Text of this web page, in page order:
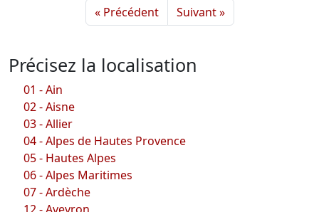
« Précédent Suivant »
Précisez la localisation
01 - Ain
02 - Aisne
03 - Allier
04 - Alpes de Hautes Provence
05 - Hautes Alpes
06 - Alpes Maritimes
07 - Ardèche
12 - Aveyron